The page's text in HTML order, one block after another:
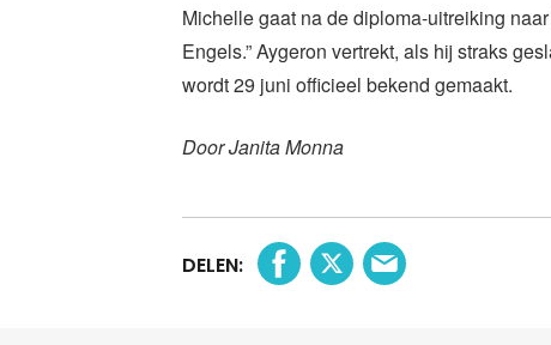
Michelle gaat na de diploma-uitreiking
Engels.” Aygeron vertrekt, als hij straks
wordt 29 juni officieel bekend gemaakt.
Door Janita Monna
DELEN: